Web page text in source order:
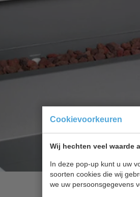
Cookievoorkeuren
Wij hechten veel waarde
In deze pop-up kunt u uw
soorten cookies die wij
we uw persoonsgegevens